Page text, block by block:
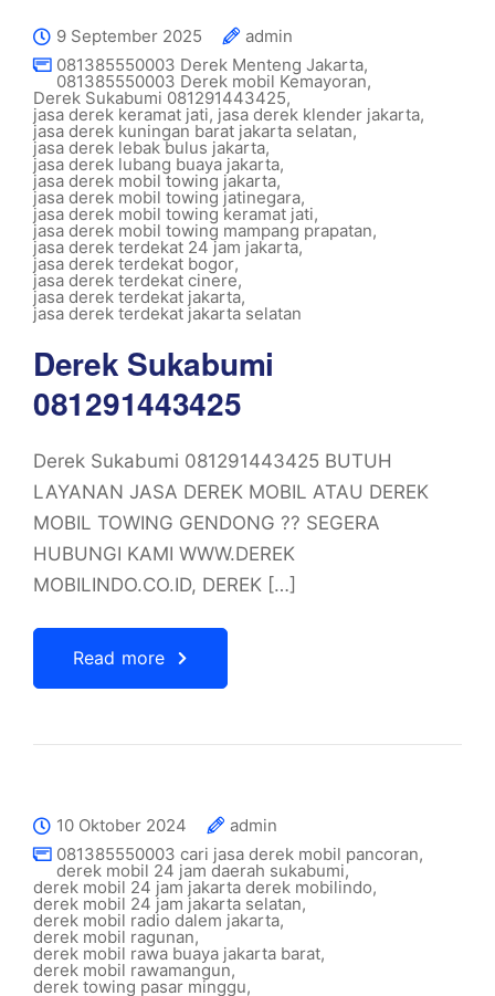
9 September 2025
admin
081385550003 Derek Menteng Jakarta,
081385550003 Derek mobil Kemayoran,
Derek Sukabumi 081291443425,
jasa derek keramat jati, jasa derek klender jakarta,
jasa derek kuningan barat jakarta selatan,
jasa derek lebak bulus jakarta,
jasa derek lubang buaya jakarta,
jasa derek mobil towing jakarta,
jasa derek mobil towing jatinegara,
jasa derek mobil towing keramat jati,
jasa derek mobil towing mampang prapatan,
jasa derek terdekat 24 jam jakarta,
jasa derek terdekat bogor,
jasa derek terdekat cinere,
jasa derek terdekat jakarta,
jasa derek terdekat jakarta selatan
Derek Sukabumi
081291443425
Derek Sukabumi 081291443425 BUTUH
LAYANAN JASA DEREK MOBIL ATAU DEREK
MOBIL TOWING GENDONG ?? SEGERA
HUBUNGI KAMI WWW.DEREK
MOBILINDO.CO.ID, DEREK […]
Read more
10 Oktober 2024
admin
081385550003 cari jasa derek mobil pancoran,
derek mobil 24 jam daerah sukabumi,
derek mobil 24 jam jakarta derek mobilindo,
derek mobil 24 jam jakarta selatan,
derek mobil radio dalem jakarta,
derek mobil ragunan,
derek mobil rawa buaya jakarta barat,
derek mobil rawamangun,
derek towing pasar minggu,